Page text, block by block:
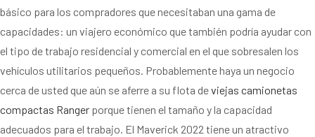
básico para los compradores que necesitaban una gama de
capacidades: un viajero económico que también podría ayudar con
el tipo de trabajo residencial y comercial en el que sobresalen los
vehículos utilitarios pequeños. Probablemente haya un negocio
cerca de usted que aún se aferre a su flota deviejas camionetas
compactas Ranger porque tienen el tamaño y la capacidad
adecuados para el trabajo. El Maverick 2022 tiene un atractivo